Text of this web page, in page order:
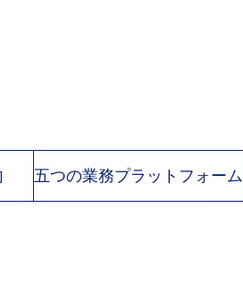
五つの業務プラットフォーム